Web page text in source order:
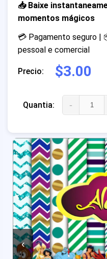
‹
📥 Baixe
momentos mágicos
💳 Pagamento seguro |
pessoal e comercial
Precio: $3.00
Quantia: -